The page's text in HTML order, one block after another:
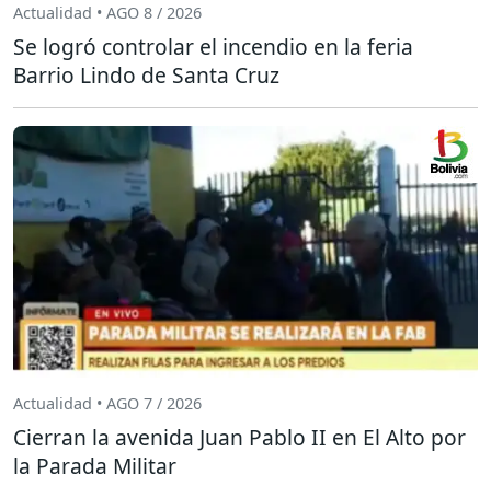
Actualidad • AGO 8 / 2026
Se logró controlar el incendio en la feria
Barrio Lindo de Santa Cruz
Actualidad • AGO 7 / 2026
Cierran la avenida Juan Pablo II en El Alto por
la Parada Militar